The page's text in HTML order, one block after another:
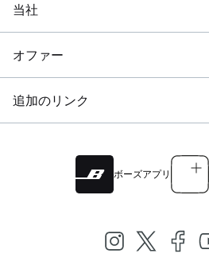
当社
オファー
追加のリンク
ボーズアプリ